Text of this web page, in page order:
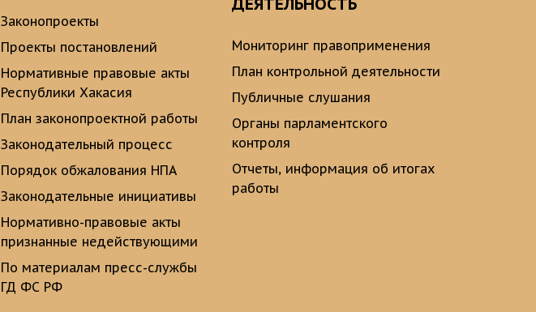
Законопроекты
Проекты постановлений
Нормативные правовые акты
Республики Хакасия
План законопроектной работы
Законодательный процесс
Порядок обжалования НПА
Законодательные инициативы
Нормативно-правовые акты
признанные недействующими
По материалам пресс-службы
ГД ФС РФ
Мониторинг правоприменения
План контрольной деятельности
Публичные слушания
Органы парламентского
контроля
Отчеты, информация об итогах
работы